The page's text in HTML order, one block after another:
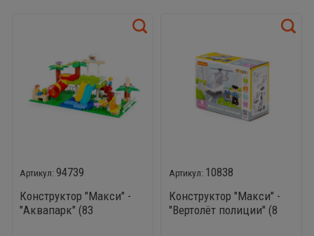
94739
Конструктор "Макси" -
"Аквапарк" (83
10838
Конструктор "Макси" -
"Вертолёт полиции" (8